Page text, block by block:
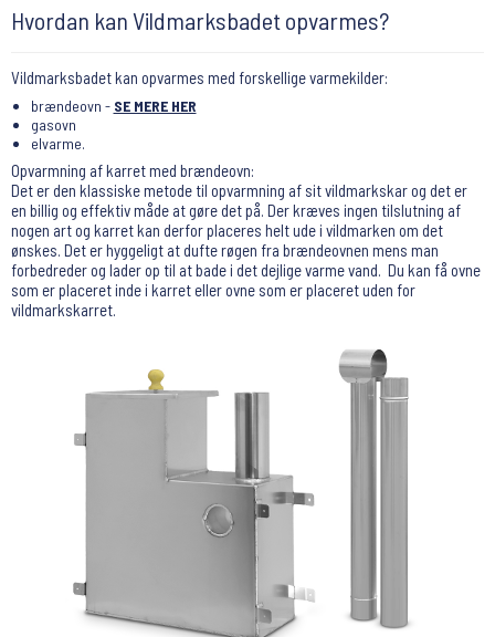
Hvordan kan Vildmarksbadet opvarmes?
Vildmarksbadet kan opvarmes med forskellige varmekilder:
brændeovn - SE MERE HER
gasovn
elvarme.
Opvarmning af karret med brændeovn:
Det er den klassiske metode til opvarmning af sit vildmarkskar og det er
en billig og effektiv måde at gøre det på. Der kræves ingen tilslutning af
nogen art og karret kan derfor placeres helt ude i vildmarken om det
ønskes. Det er hyggeligt at dufte røgen fra brændeovnen mens man
forbedreder og lader op til at bade i det dejlige varme vand. Du kan få ovne
som er placeret inde i karret eller ovne som er placeret uden for
vildmarkskarret.